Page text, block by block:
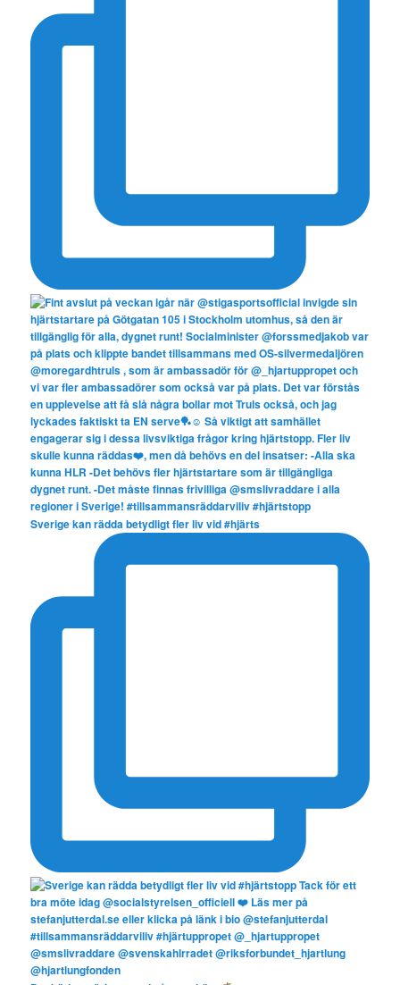
Sverige kan rädda betydligt fler liv vid #hjärts